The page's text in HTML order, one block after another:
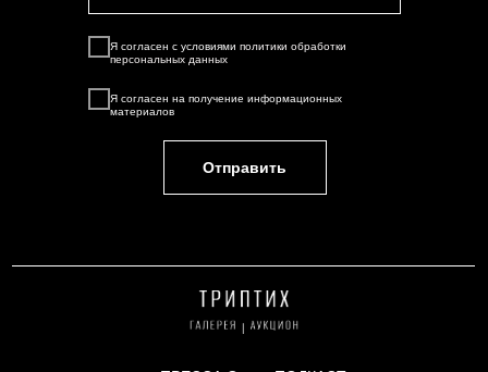
Я согласен с условиями политики обработки
персональных данных
Я согласен на получение информационных
материалов
Отправить